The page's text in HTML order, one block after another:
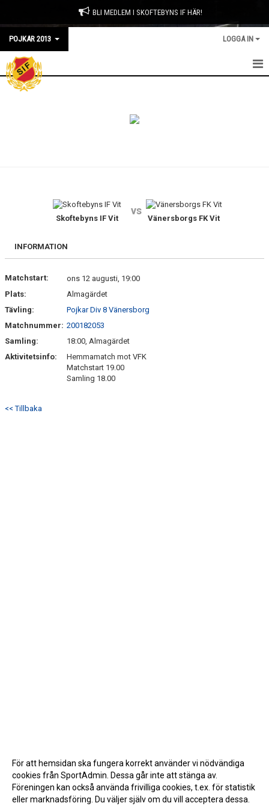
BLI MEDLEM I SKOFTEBYNS IF HÄR!
POJKAR 2013 LOGGA IN
HEM
DOKUMENT
Skoftebyns IF Vit
vs
Vänersborgs FK Vit
INFORMATION
Matchstart:
ons 12 augusti, 19:00
Plats:
Almagärdet
Tävling:
Pojkar Div 8 Vänersborg
Matchnummer: 200182053
Samling:
18:00, Almagärdet
Aktivitetsinfo:
Hemmamatch mot VFK
Matchstart 19.00
Samling 18.00
<< Tillbaka
För att hemsidan ska fungera korrekt använder vi nödvändiga
cookies från SportAdmin. Dessa går inte att stänga av.
Föreningen kan också använda frivilliga cookies, t.ex. för statistik
eller marknadsföring. Du väljer själv om du vill acceptera dessa.